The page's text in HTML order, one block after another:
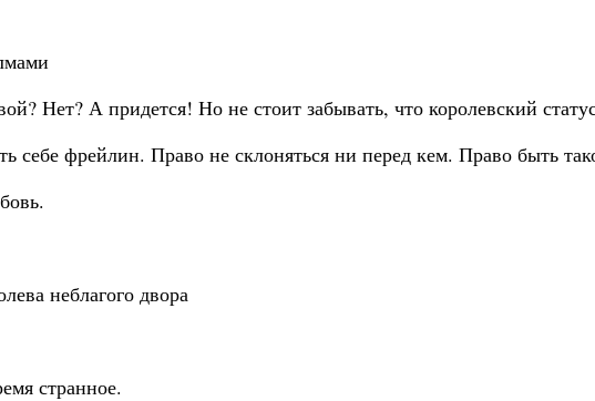
Нет? А придется! Но не стоит забывать, что королевский
себе фрейлин. Право не склоняться ни перед кем. Право быть
неблагого двора
странное.